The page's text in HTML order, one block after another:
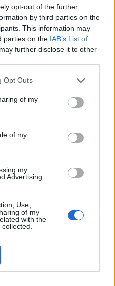
opt-out of the further
by third parties on the
This information may
parties on the IAB’s List of
further disclose it to other
Opt Outs
of my
of my
my
Advertising.
Use,
of my
with the